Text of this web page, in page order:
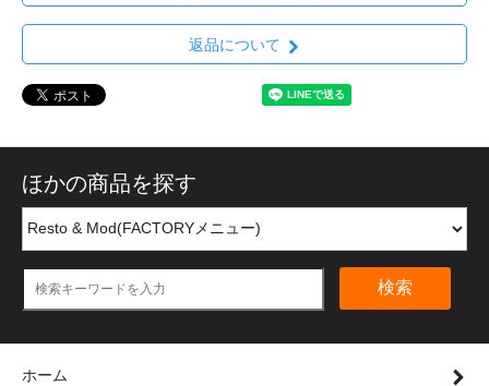
返品について
ほかの商品を探す
検索
ホーム